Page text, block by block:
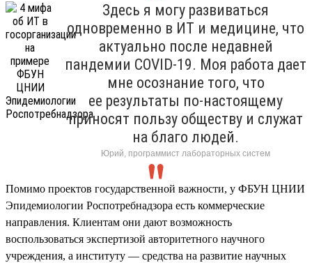
Здесь я могу развиваться
одновременно в ИТ и медицине, что
актуально после недавней
пандемии COVID-19. Моя работа дает
мне осознание того, что
ее результаты по-настоящему
приносят пользу обществу и служат
на благо людей.
Юрий, программист лабораторных систем
Помимо проектов государственной важности, у ФБУН ЦНИИ
Эпидемиологии Роспотребнадзора есть коммерческие
направления. Клиентам они дают возможность
воспользоваться экспертизой авторитетного научного
учреждения, а институту — средства на развитие научных